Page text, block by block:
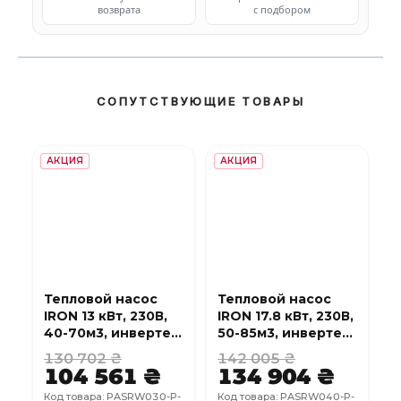
возврата
с подбором
СОПУТСТВУЮЩИЕ ТОВАРЫ
АКЦИЯ
Тепловой насос
IRON 13 кВт, 230В,
40-70м3, инвертер,
с охлаждением,
WI-FI
130 702 ₴
104 561 ₴
Код товара: PASRW030-P-
АКЦИЯ
Тепловой насос
IRON 17.8 кВт, 230В,
50-85м3, инвертер,
с охлаждением,
WI-FI
142 005 ₴
134 904 ₴
Код товара: PASRW040-P-